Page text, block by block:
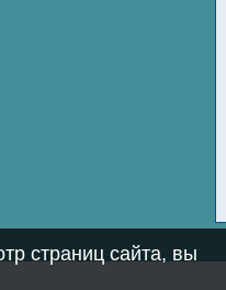
страниц сайта, вы